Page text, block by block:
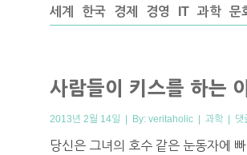
세계 한국 경제 경영 IT 과학 문
사람들이 키스를 하는
2013년 2월 14일 | By: veritaholic | 과학 | 댓
당신은 그녀의 호수 같은 눈동자에